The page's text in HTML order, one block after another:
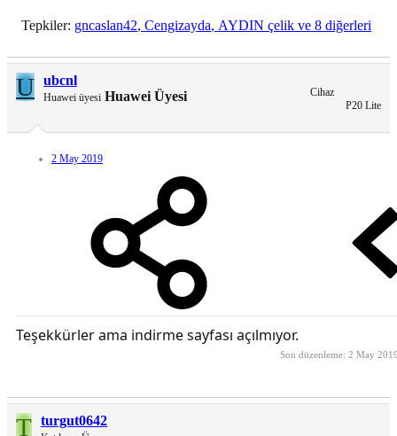
Tepkiler: gncaslan42, Cengizayda, AYDIN çelik ve 8 diğerleri
U ubcnl
Huawei üyesi Huawei Üyesi
Cihaz
P20 Lite
2 May 2019
Teşekkürler ama indirme sayfası açılmıyor.
Son düzenleme: 2 May
T turgut0642